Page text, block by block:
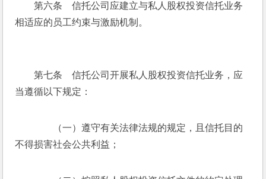
第六条　信托公司应建立与私人股权投资信托业务
相适应的员工约束与激励机制。
第七条　信托公司开展私人股权投资信托业务，应
当遵循以下规定：
（一）遵守有关法律法规的规定，且信托目的
不得损害社会公共利益；